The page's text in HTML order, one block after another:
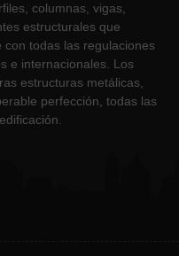
columnas, vigas,
estructurales que
todas las regulaciones
e internacionales. Los
estructuras metálicas,
perfección, todas las